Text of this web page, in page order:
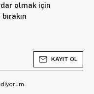
olmak için
KAYIT OL